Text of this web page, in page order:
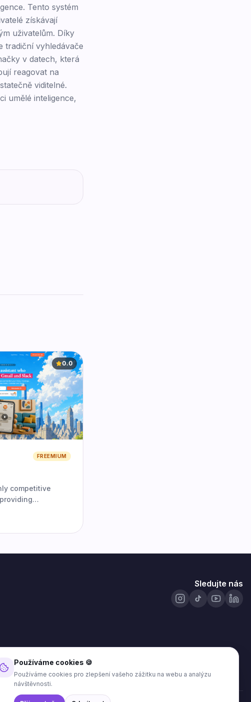
Tento systém
získávají
uživatelům. Díky
tradiční vyhledávače
v datech, která
reagovat na
viditelné.
umělé inteligence,
0.0
FREEMIUM
competitive
speech into so
Sledujte nás
Používáme cookies 🍪
Používáme cookies pro zlepšení vašeho zážitku na webu a analýzu
návštěvnosti.